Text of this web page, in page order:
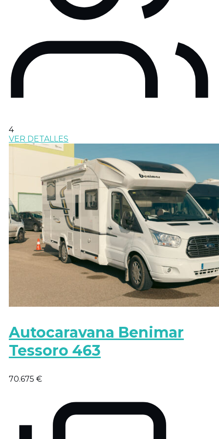
4
VER DETALLES
Autocaravana Benimar
Tessoro 463
70.675 €